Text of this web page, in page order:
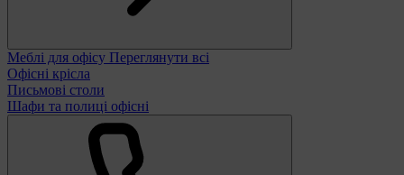
Меблі для офісу Переглянути всі
Офісні крісла
Письмові столи
Шафи та полиці офісні